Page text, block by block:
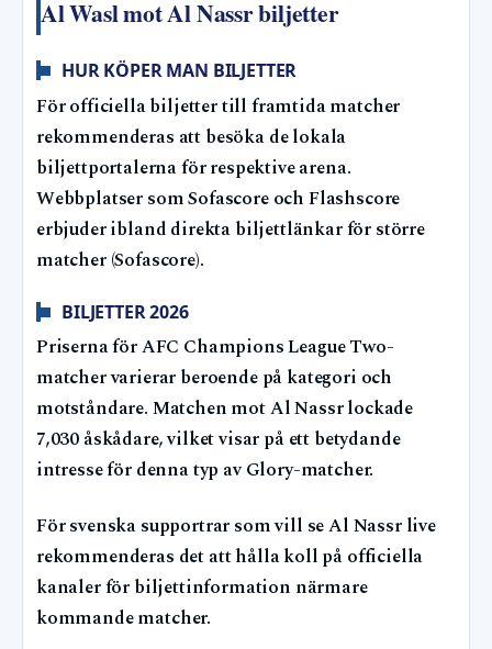
Al Wasl mot Al Nassr biljetter
HUR KÖPER MAN BILJETTER
För officiella biljetter till framtida matcher
rekommenderas att besöka de lokala
biljettportalerna för respektive arena.
Webbplatser som Sofascore och Flashscore
erbjuder ibland direkta biljettlänkar för större
matcher (Sofascore).
BILJETTER 2026
Priserna för AFC Champions League Two-
matcher varierar beroende på kategori och
motståndare. Matchen mot Al Nassr lockade
7,030 åskådare, vilket visar på ett betydande
intresse för denna typ av Glory-matcher.
För svenska supportrar som vill se Al Nassr live
rekommenderas det att hålla koll på officiella
kanaler för biljettinformation närmare
kommande matcher.